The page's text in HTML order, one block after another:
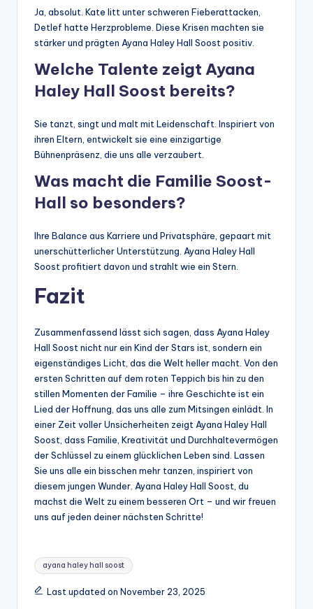
Ja, absolut. Kate litt unter schweren Fieberattacken,
Detlef hatte Herzprobleme. Diese Krisen machten sie
stärker und prägten Ayana Haley Hall Soost positiv.
Welche Talente zeigt Ayana
Haley Hall Soost bereits?
Sie tanzt, singt und malt mit Leidenschaft. Inspiriert von
ihren Eltern, entwickelt sie eine einzigartige
Bühnenpräsenz, die uns alle verzaubert.
Was macht die Familie Soost-
Hall so besonders?
Ihre Balance aus Karriere und Privatsphäre, gepaart mit
unerschütterlicher Unterstützung. Ayana Haley Hall
Soost profitiert davon und strahlt wie ein Stern.
Fazit
Zusammenfassend lässt sich sagen, dass Ayana Haley
Hall Soost nicht nur ein Kind der Stars ist, sondern ein
eigenständiges Licht, das die Welt heller macht. Von den
ersten Schritten auf dem roten Teppich bis hin zu den
stillen Momenten der Familie – ihre Geschichte ist ein
Lied der Hoffnung, das uns alle zum Mitsingen einlädt. In
einer Zeit voller Unsicherheiten zeigt Ayana Haley Hall
Soost, dass Familie, Kreativität und Durchhaltevermögen
der Schlüssel zu einem glücklichen Leben sind. Lassen
Sie uns alle ein bisschen mehr tanzen, inspiriert von
diesem jungen Wunder. Ayana Haley Hall Soost, du
machst die Welt zu einem besseren Ort – und wir freuen
uns auf jeden deiner nächsten Schritte!
Tags:
ayana haley hall soost
Last updated on November 23, 2025